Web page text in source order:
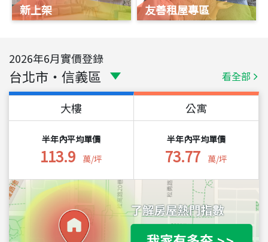
新上架 友善租屋專區
2026年6月實價登錄
台北市 ・ 信義區 看全部
大樓
半年內平均單價
113.9 萬/坪
公寓
半年內平均單價
73.77 萬/坪